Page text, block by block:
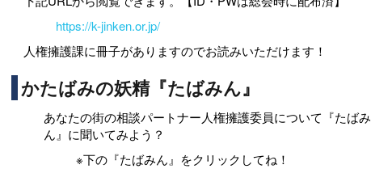
https://k-jinken.or.jp/
人権擁護課に冊子がありますのでお読みいただけます！
かたばみの妖精『たばみん』
あなたの街の相談パートナー人権擁護委員について『たばみ
ん』に聞いてみよう？
※下の『たばみん』をクリックしてね！